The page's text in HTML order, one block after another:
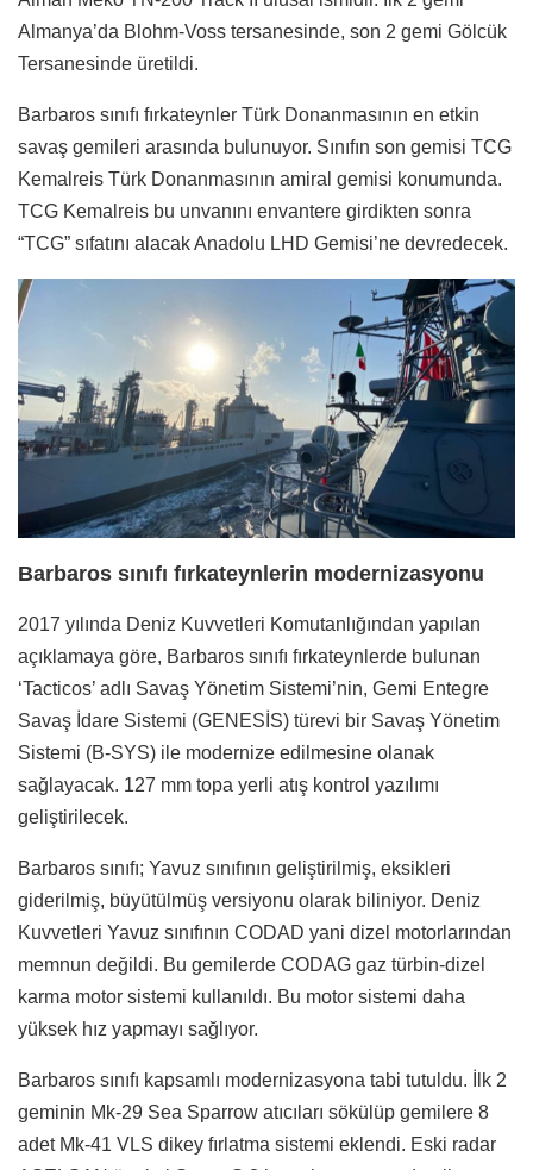
Almanya’da Blohm-Voss tersanesinde, son 2 gemi Gölcük
Tersanesinde üretildi.
Barbaros sınıfı fırkateynler Türk Donanmasının en etkin
savaş gemileri arasında bulunuyor. Sınıfın son gemisi TCG
Kemalreis Türk Donanmasının amiral gemisi konumunda.
TCG Kemalreis bu unvanını envantere girdikten sonra
“TCG” sıfatını alacak Anadolu LHD Gemisi’ne devredecek.
Barbaros sınıfı fırkateynlerin modernizasyonu
2017 yılında Deniz Kuvvetleri Komutanlığından yapılan
açıklamaya göre, Barbaros sınıfı fırkateynlerde bulunan
‘Tacticos’ adlı Savaş Yönetim Sistemi’nin, Gemi Entegre
Savaş İdare Sistemi (GENESİS) türevi bir Savaş Yönetim
Sistemi (B-SYS) ile modernize edilmesine olanak
sağlayacak. 127 mm topa yerli atış kontrol yazılımı
geliştirilecek.
Barbaros sınıfı; Yavuz sınıfının geliştirilmiş, eksikleri
giderilmiş, büyütülmüş versiyonu olarak biliniyor. Deniz
Kuvvetleri Yavuz sınıfının CODAD yani dizel motorlarından
memnun değildi. Bu gemilerde CODAG gaz türbin-dizel
karma motor sistemi kullanıldı. Bu motor sistemi daha
yüksek hız yapmayı sağlıyor.
Barbaros sınıfı kapsamlı modernizasyona tabi tutuldu. İlk 2
geminin Mk-29 Sea Sparrow atıcıları sökülüp gemilere 8
adet Mk-41 VLS dikey fırlatma sistemi eklendi. Eski radar